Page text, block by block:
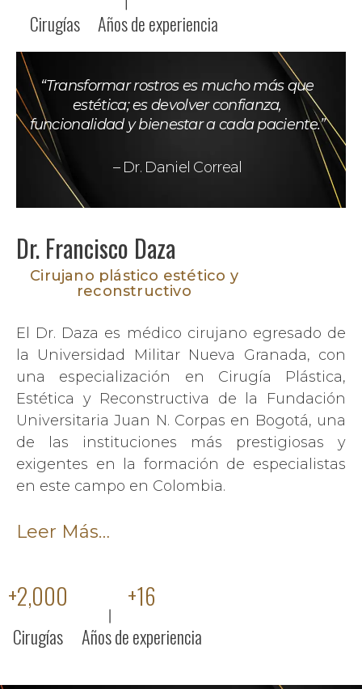
Cirugías Años de experiencia
“Transformar rostros es mucho más que
estética; es devolver confianza,
funcionalidad y bienestar a cada paciente.”
– Dr. Daniel Correal
Dr. Francisco Daza
Cirujano plástico estético y
reconstructivo
El Dr. Daza es médico cirujano egresado de
la Universidad Militar Nueva Granada, con
una especialización en Cirugía Plástica,
Estética y Reconstructiva de la Fundación
Universitaria Juan N. Corpas en Bogotá, una
de las instituciones más prestigiosas y
exigentes en la formación de especialistas
en este campo en Colombia.
Leer Más…
Cirugías
+2,000
Años de experiencia
+16